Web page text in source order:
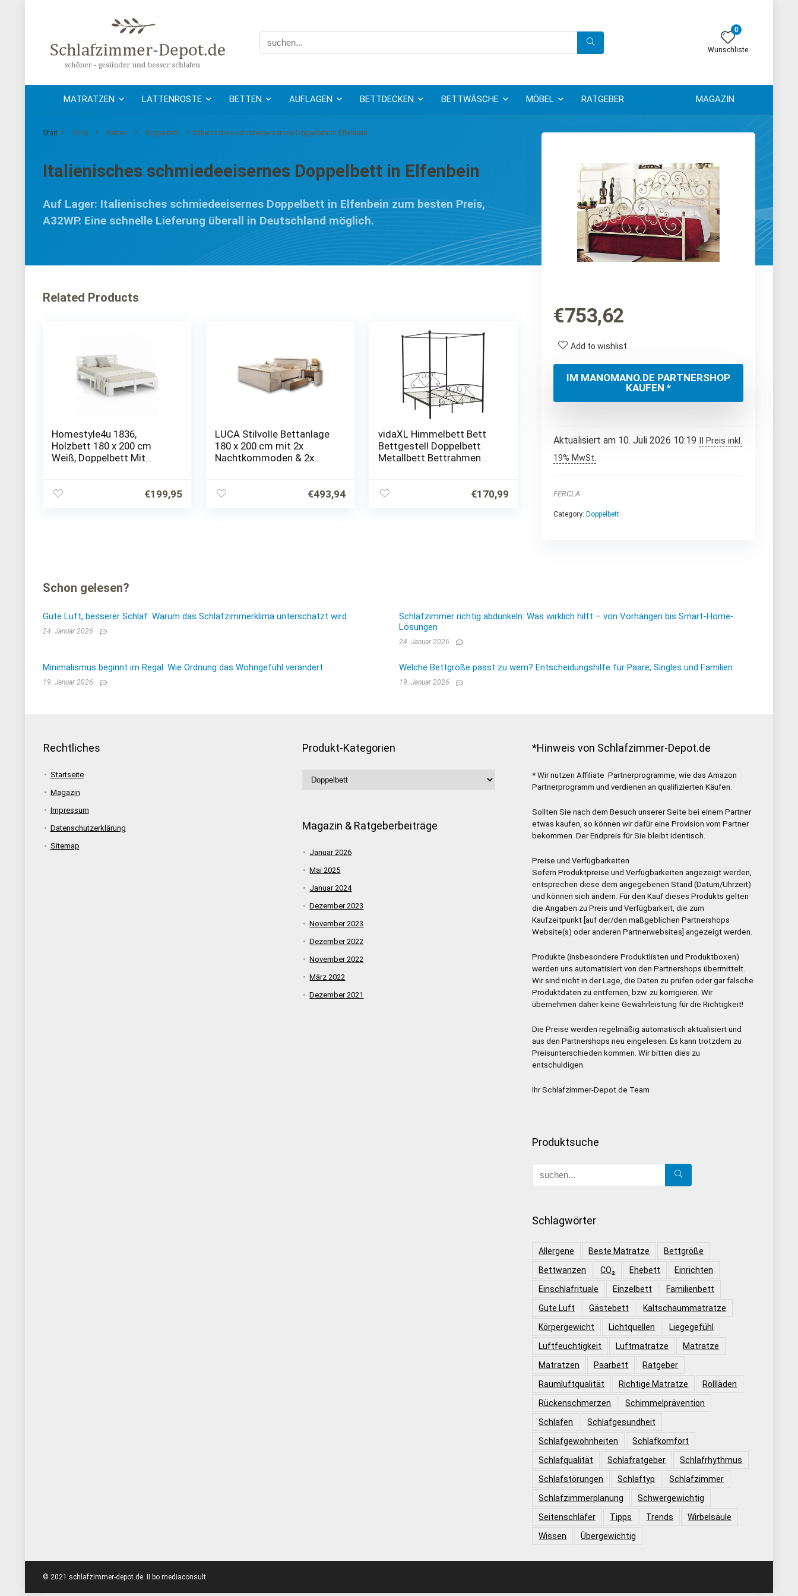
0
Wunschliste
MATRATZEN LATTENROSTE BETTEN AUFLAGEN BETTDECKEN BETTWÄSCHE MÖBEL RATGEBER MAGAZIN
Start Shop Betten Doppelbett Italienisches schmiedeeisernes Doppelbett in Elfenbein
Italienisches schmiedeeisernes Doppelbett in Elfenbein
€753,62
Add to wishlist
IM MANOMANO.DE PARTNERSHOP
KAUFEN *
Aktualisiert am 10. Juli 2026 10:19
II Preis inkl.
19% MwSt.
FERCLA
Category: Doppelbett
Auf Lager: Italienisches schmiedeeisernes Doppelbett in Elfenbein zum besten Preis,
A32WP. Eine schnelle Lieferung überall in Deutschland möglich.
Related Products
Homestyle4u 1836,
Holzbett 180 x 200 cm
Weiß, Doppelbett Mit
€199,95
LUCA Stilvolle Bettanlage
180 x 200 cm mit 2x
Nachtkommoden & 2x
Set in Pinie Weiß / Trüffel
€493,94
vidaXL Himmelbett Bett
Bettgestell Doppelbett
Metallbett Bettrahmen
Schlafzimmermöbel
€170,99
Schon gelesen?
Gute Luft, besserer Schlaf: Warum das Schlafzimmerklima unterschätzt wird
24. Januar 2026
Schlafzimmer richtig abdunkeln: Was wirklich hilft – von Vorhängen bis Smart-Home-
Lösungen
24. Januar 2026
Minimalismus beginnt im Regal: Wie Ordnung das Wohngefühl verändert
19. Januar 2026
Welche Bettgröße passt zu wem? Entscheidungshilfe für Paare, Singles und Familien
19. Januar 2026
Rechtliches
Startseite
Magazin
Impressum
Datenschutzerklärung
Sitemap
Produkt-Kategorien
Magazin & Ratgeberbeiträge
Januar 2026
Mai 2025
Januar 2024
Dezember 2023
November 2023
Dezember 2022
November 2022
März 2022
Dezember 2021
*Hinweis von Schlafzimmer-Depot.de
* Wir nutzen Affiliate Partnerprogramme, wie das Amazon
Partnerprogramm und verdienen an qualifizierten Käufen.
Sollten Sie nach dem Besuch unserer Seite bei einem Partner
etwas kaufen, so können wir dafür eine Provision vom Partner
bekommen. Der Endpreis für Sie bleibt identisch.
Preise und Verfügbarkeiten
Sofern Produktpreise und Verfügbarkeiten angezeigt werden,
entsprechen diese dem angegebenen Stand (Datum/Uhrzeit)
und können sich ändern. Für den Kauf dieses Produkts gelten
die Angaben zu Preis und Verfügbarkeit, die zum
Kaufzeitpunkt [auf der/den maßgeblichen Partnershops
Website(s) oder anderen Partnerwebsites] angezeigt werden.
Produkte (insbesondere Produktlisten und Produktboxen)
werden uns automatisiert von den Partnershops übermittelt.
Wir sind nicht in der Lage, die Daten zu prüfen oder gar falsche
Produktdaten zu entfernen, bzw. zu korrigieren. Wir
übernehmen daher keine Gewährleistung für die Richtigkeit!
Die Preise werden regelmäßig automatisch aktualisiert und
aus den Partnershops neu eingelesen. Es kann trotzdem zu
Preisunterschieden kommen. Wir bitten dies zu
entschuldigen.
Ihr Schlafzimmer-Depot.de Team
Produktsuche
Schlagwörter
Allergene Beste Matratze
Bettgröße
Bettwanzen
CO₂ Ehebett
Einrichten
Einschlafrituale
Einzelbett
Familienbett
Gute Luft
Gästebett
Kaltschaummatratze
Körpergewicht
Lichtquellen
Liegegefühl
Luftfeuchtigkeit
Luftmatratze
Matratze
Matratzen
Paarbett
Ratgeber
Raumluftqualität
Richtige Matratze
Rollläden
Rückenschmerzen
Schimmelprävention
Schlafen
Schlafgesundheit
Schlafgewohnheiten
Schlafkomfort
Schlafqualität
Schlafratgeber
Schlafrhythmus
Schlafstörungen
Schlaftyp
Schlafzimmer
Schlafzimmerplanung
Schwergewichtig
Seitenschläfer
Tipps Trends
Wirbelsäule
Wissen
Übergewichtig
© 2021 schlafzimmer-depot.de. II bo mediaconsult